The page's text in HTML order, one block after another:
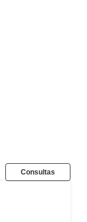
Consultas